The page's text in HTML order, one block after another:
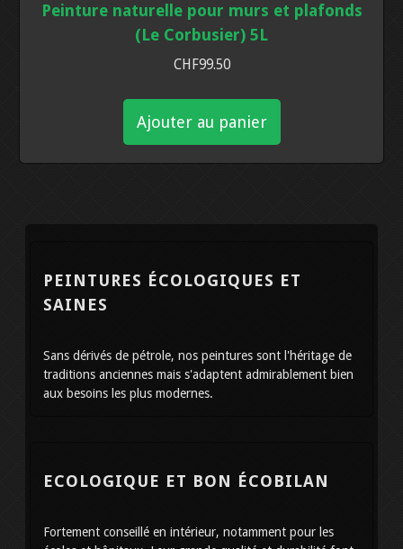
Peinture naturelle pour murs et plafonds
(Le Corbusier) 5L
CHF99.50
Ajouter au panier
PEINTURES ÉCOLOGIQUES ET
SAINES
Sans dérivés de pétrole, nos peintures sont l'héritage de
traditions anciennes mais s'adaptent admirablement bien
aux besoins les plus modernes.
ECOLOGIQUE ET BON ÉCOBILAN
Fortement conseillé en intérieur, notamment pour les